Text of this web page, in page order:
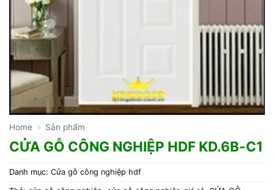
Home » Sản phẩm
CỬA GỖ CÔNG NGHIỆP HDF KD.6B-C1
Danh mục: Cửa gỗ công nghiệp hdf